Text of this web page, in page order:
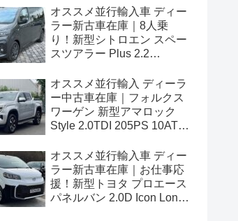
情報。
オススメ並行輸入車 ディー
ラー新古車在庫｜8人乗
り！新型シトロエン スペー
スツアラー Plus 2.2
ドル
オススメ並行輸入 ディーラ
ー中古車在庫｜フォルクス
ワーゲン 新型アマロック
Style 2.0TDI 205PS 10AT
オススメ並行輸入車 ディー
ラー新古車在庫｜お仕事応
援！新型トヨタ プロエース
パネルバン 2.0D Icon Long